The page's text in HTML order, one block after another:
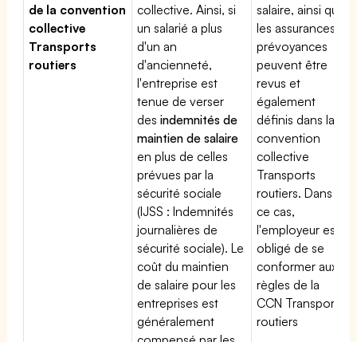
de la convention
collective
Transports
routiers
collective. Ainsi, si
un salarié a plus
d'un an
d'ancienneté,
l'entreprise est
tenue de verser
desindemnités de
maintien de salaire
en plus de celles
prévues par la
sécurité sociale
(IJSS : Indemnités
journalières de
sécurité sociale). Le
coût du maintien
de salaire pour les
entreprises est
généralement
salaire, ainsi que
les assurances
prévoyances
peuvent être
revus et
également
définis dans la
convention
collective
Transports
routiers. Dans
ce cas,
l'employeur est
obligé de se
conformer aux
règles de la
CCN Transports
routiers